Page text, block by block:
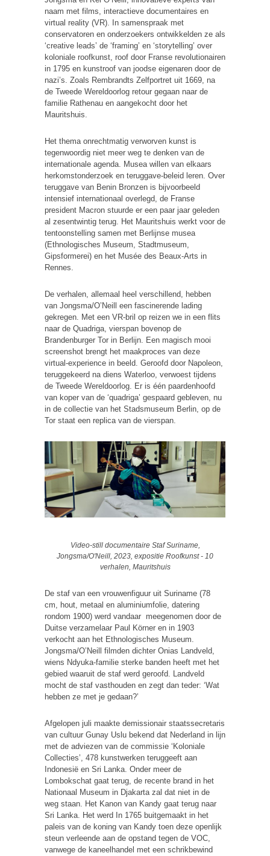
naam met films, interactieve documentaires en
virtual reality (VR). In samenspraak met
conservatoren en onderzoekers ontwikkelden ze als
‘creative leads’ de ‘framing’ en ‘storytelling’ over
koloniale roofkunst, roof door Franse revolutionairen
in 1795 en kunstroof van joodse eigenaren door de
nazi’s. Zoals Rembrandts Zelfportret uit 1669, na
de Tweede Wereldoorlog retour gegaan naar de
familie Rathenau en aangekocht door het
Mauritshuis.
Het thema onrechtmatig verworven kunst is
tegenwoordig niet meer weg te denken van de
internationale agenda. Musea willen van elkaars
herkomstonderzoek en teruggave-beleid leren. Over
teruggave van Benin Bronzen is bijvoorbeeld
intensief internationaal overlegd, de Franse
president Macron stuurde er een paar jaar geleden
al zesentwintig terug. Het Mauritshuis werkt voor de
tentoonstelling samen met Berlijnse musea
(Ethnologisches Museum, Stadtmuseum,
Gipsformerei) en het Musée des Beaux-Arts in
Rennes.
De verhalen, allemaal heel verschillend, hebben
van Jongsma/O’Neill een fascinerende lading
gekregen. Met een VR-bril op reizen we in een flits
naar de Quadriga, vierspan bovenop de
Brandenburger Tor in Berlijn. Een magisch mooi
screenshot brengt het maakproces van deze
virtual-experience in beeld. Geroofd door Napoleon,
teruggekeerd na diens Waterloo, verwoest tijdens
de Tweede Wereldoorlog. Er is één paardenhoofd
van koper van de ‘quadriga’ gespaard gebleven, nu
in de collectie van het Stadsmuseum Berlin, op de
Tor staat een replica van de vierspan.
Video-still documentaire Staf Suriname,
Jongsma/O'Neill, 2023, expositie Roofkunst - 10
verhalen, Mauritshuis
De staf van een vrouwenfiguur uit Suriname (78
cm, hout, metaal en aluminiumfolie, datering
rondom 1900) werd vandaar meegenomen door de
Duitse verzamelaar Paul Körner en in 1903
verkocht aan het Ethnologisches Museum.
Jongsma/O’Neill filmden dichter Onias Landveld,
wiens Ndyuka-familie sterke banden heeft met het
gebied waaruit de staf werd geroofd. Landveld
mocht de staf vasthouden en zegt dan teder: ‘Wat
hebben ze met je gedaan?’
Afgelopen juli maakte demissionair staatssecretaris
van cultuur Gunay Uslu bekend dat Nederland in lijn
met de adviezen van de commissie ‘Koloniale
Collecties’, 478 kunstwerken teruggeeft aan
Indonesië en Sri Lanka. Onder meer de
Lombokschat gaat terug, de recente brand in het
Nationaal Museum in Djakarta zal dat niet in de
weg staan. Het Kanon van Kandy gaat terug naar
Sri Lanka. Het werd In 1765 buitgemaakt in het
paleis van de koning van Kandy toen deze openlijk
steun verleende aan de opstand tegen de VOC,
vanwege de kaneelhandel met een schrikbewind